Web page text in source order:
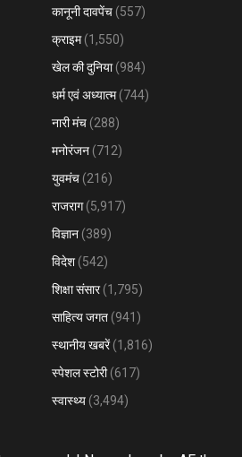
कानूनी दावपेंच (557)
क्राइम(1,550)
खेल की दुनिया(984)
धर्म एवं अध्यात्म(744)
नारी मंच (288)
मनोरंजन (712)
युवमंच (216)
राजराग(5,917)
विज्ञान (389)
विदेश (542)
शिक्षा संसार(1,795)
साहित्य जगत (941)
स्थानीय खबरें(1,816)
स्पेशल स्टोरी(617)
स्वास्थ्य (3,494)